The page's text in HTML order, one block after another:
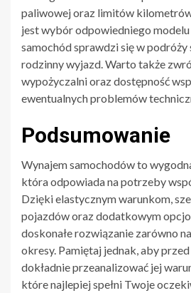
paliwowej oraz limitów
jest wybór odpowiedniego modelu
samochód sprawdzi się w podróży
rodzinny wyjazd. Warto także
wypożyczalni oraz dostępność
ewentualnych problemów
Podsumowanie
Wynajem samochodów to wygodna
która odpowiada na potrzeby
Dzięki elastycznym warunkom,
pojazdów oraz dodatkowym
doskonałe rozwiązanie zarówno
okresy. Pamiętaj jednak, aby
dokładnie przeanalizować jej
które najlepiej spełni Twoje